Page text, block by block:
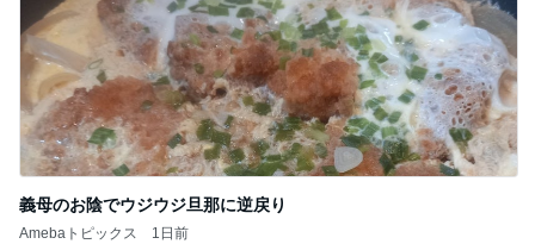
義母のお陰でウジウジ旦那に逆戻り
Amebaトピックス 1日前